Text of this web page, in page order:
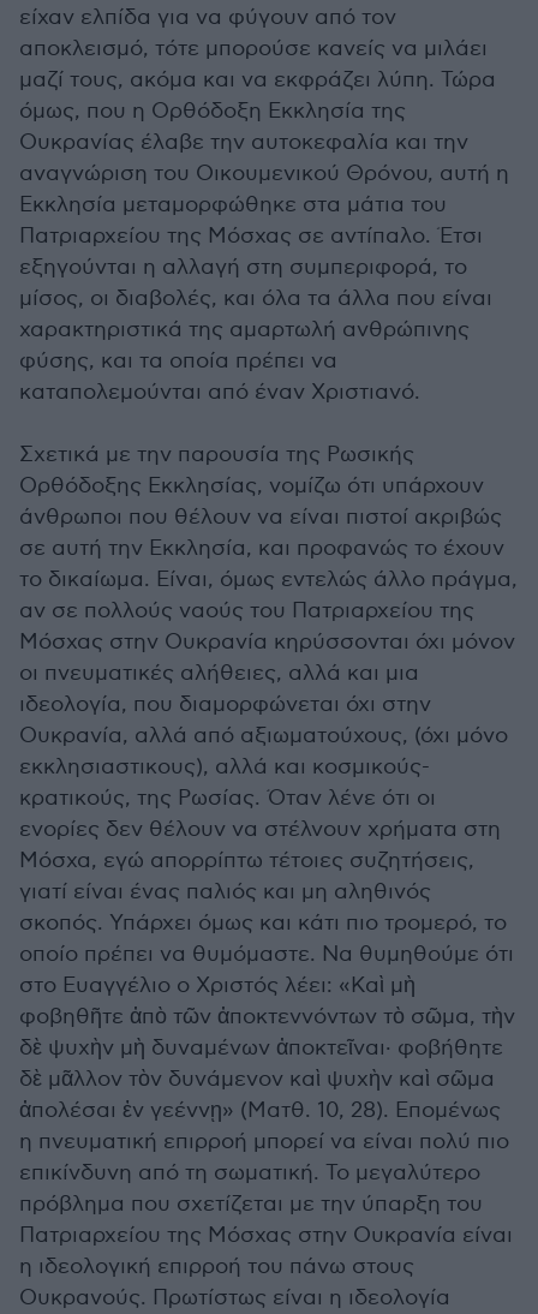
είχαν ελπίδα για να φύγουν από τον
αποκλεισμό, τότε μπορούσε κανείς να μιλάει
μαζί τους, ακόμα και να εκφράζει λύπη. Τώρα
όμως, που η Ορθόδοξη Εκκλησία της
Ουκρανίας έλαβε την αυτοκεφαλία και την
αναγνώριση του Οικουμενικού Θρόνου, αυτή η
Εκκλησία μεταμορφώθηκε στα μάτια του
Πατριαρχείου της Μόσχας σε αντίπαλο. Έτσι
εξηγούνται η αλλαγή στη συμπεριφορά, το
μίσος, οι διαβολές, και όλα τα άλλα που είναι
χαρακτηριστικά της αμαρτωλή ανθρώπινης
φύσης, και τα οποία πρέπει να
καταπολεμούνται από έναν Χριστιανό.
Σχετικά με την παρουσία της Ρωσικής
Ορθόδοξης Εκκλησίας, νομίζω ότι υπάρχουν
άνθρωποι που θέλουν να είναι πιστοί ακριβώς
σε αυτή την Εκκλησία, και προφανώς το έχουν
το δικαίωμα. Είναι, όμως εντελώς άλλο πράγμα,
αν σε πολλούς ναούς του Πατριαρχείου της
Μόσχας στην Ουκρανία κηρύσσονται όχι μόνον
οι πνευματικές αλήθειες, αλλά και μια
ιδεολογία, που διαμορφώνεται όχι στην
Ουκρανία, αλλά από αξιωματούχους, (όχι μόνο
εκκλησιαστικους), αλλά και κοσμικούς-
κρατικούς, της Ρωσίας. Όταν λένε ότι οι
ενορίες δεν θέλουν να στέλνουν χρήματα στη
Μόσχα, εγώ απορρίπτω τέτοιες συζητήσεις,
γιατί είναι ένας παλιός και μη αληθινός
σκοπός. Υπάρχει όμως και κάτι πιο τρομερό, το
οποίο πρέπει να θυμόμαστε. Να θυμηθούμε ότι
στο Ευαγγέλιο ο Χριστός λέει: «Καὶ μὴ
φοβηθῆτε ἀπὸ τῶν ἀποκτεννόντων τὸ σῶμα, τὴν
δὲ ψυχὴν μὴ δυναμένων ἀποκτεῖναι· φοβήθητε
δὲ μᾶλλον τὸν δυνάμενον καὶ ψυχὴν καὶ σῶμα
ἀπολέσαι ἐν γεέννῃ» (Ματθ. 10, 28). Επομένως
η πνευματική επιρροή μπορεί να είναι πολύ πιο
επικίνδυνη από τη σωματική. Το μεγαλύτερο
πρόβλημα που σχετίζεται με την ύπαρξη του
Πατριαρχείου της Μόσχας στην Ουκρανία είναι
η ιδεολογική επιρροή του πάνω στους
Ουκρανούς. Πρωτίστως είναι η ιδεολογία